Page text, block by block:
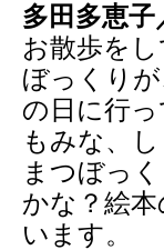
多田多恵
お散歩を
ぼっくり
の日に行
もみな、
まつぼっ
かな？絵
います。